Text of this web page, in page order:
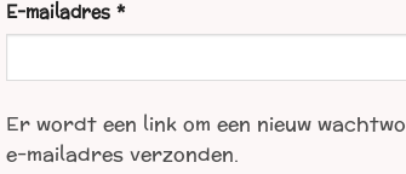
E-mailadres*Vereist
Er wordt een link om een nieuw
e-mailadres verzonden.